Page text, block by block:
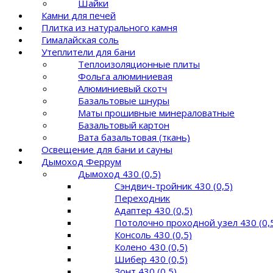
Шайки
Камни для печей
Плитка из натурального камня
Гималайская соль
Утеплители для бани
Теплоизоляционные плиты
Фольга алюминиевая
Алюминиевый скотч
Базальтовые шнуры
Маты прошивные минераловатные
Базальтовый картон
Вата базальтовая (ткань)
Освещение для бани и сауны
Дымоход Феррум
Дымоход 430 (0,5)
Сэндвич-тройник 430 (0,5)
Переходник
Адаптер 430 (0,5)
Потолочно проходной узел 430
Консоль 430 (0,5)
Колено 430 (0,5)
Шибер 430 (0,5)